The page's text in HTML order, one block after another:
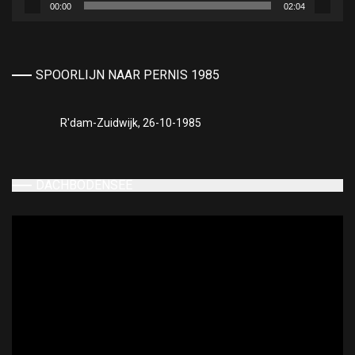
00:00 02:04
SPOORLIJN NAAR PERNIS 1985
R'dam-Zuidwijk, 26-10-1985